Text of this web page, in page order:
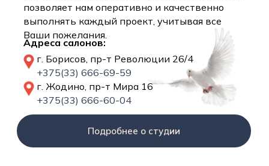
позволяет нам оперативно и качественно
выполнять каждый проект, учитывая все
Ваши пожелания.
Адреса салонов:
г. Борисов, пр-т Революции 26/4
+375(33) 666-69-59
г. Жодино, пр-т Мира 16
+375(33) 666-60-04
Подробнее о студии